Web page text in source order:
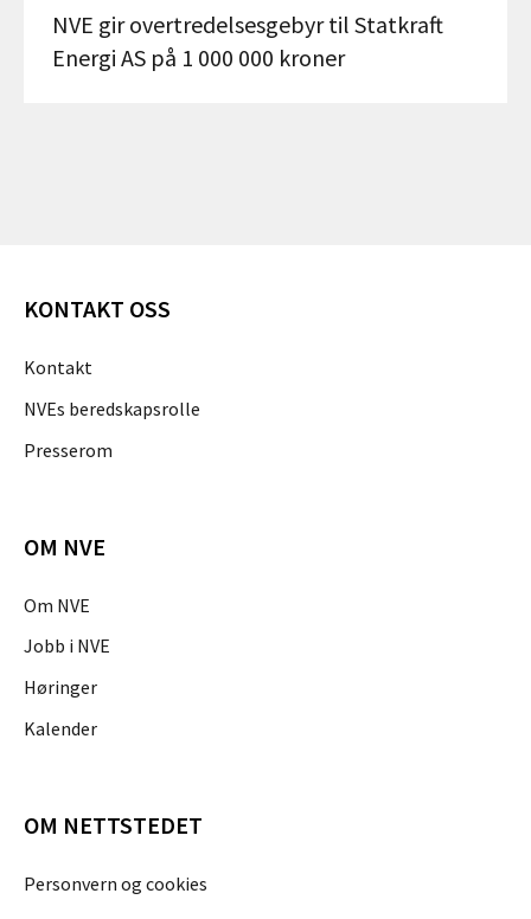
NVE gir overtredelsesgebyr til Statkraft
Energi AS på 1 000 000 kroner
KONTAKT OSS
Kontakt
NVEs beredskapsrolle
Presserom
OM NVE
Om NVE
Jobb i NVE
Høringer
Kalender
OM NETTSTEDET
Personvern og cookies